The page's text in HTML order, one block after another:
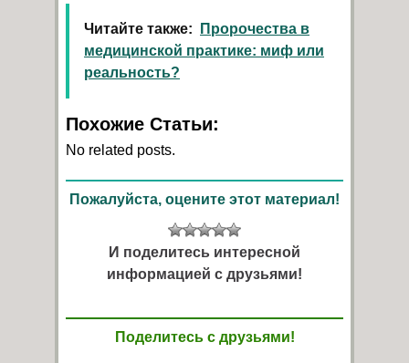
Читайте также:
Пророчества в
медицинской практике: миф или
реальность?
Похожие Статьи:
No related posts.
Пожалуйста, оцените этот материал!
И поделитесь интересной
информацией с друзьями!
Поделитесь с друзьями!